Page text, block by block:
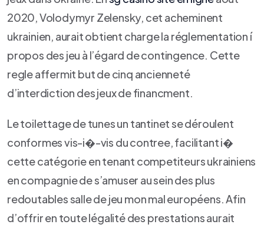
2020, Volodymyr Zelensky, cet acheminent
ukrainien, aurait obtient charge la réglementation í
propos des jeu à l’égard de contingence. Cette
regle affermit but de cinq ancienneté
d’interdiction des jeux de financment.
Le toilettage de tunes un tantinet se déroulent
conformes vis-i�-vis du contree, facilitant i�
cette catégorie en tenant competiteurs ukrainiens
en compagnie de s’amuser au sein des plus
redoutables salle de jeu mon mal européens. Afin
d’offrir en toute légalité des prestations aurait